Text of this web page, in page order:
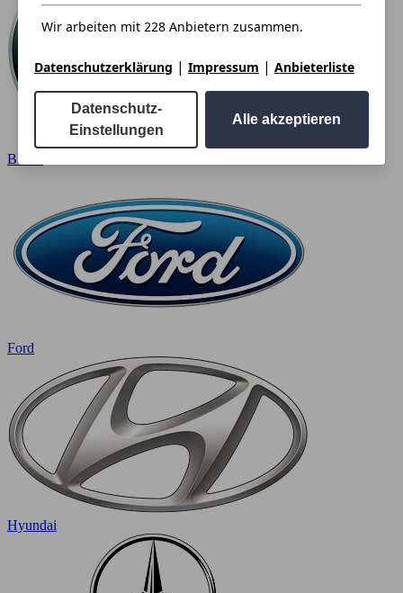
BMW
Ford
Hyundai
Wir arbeiten mit 228 Anbietern zusammen.
Datenschutzerklärung | Impressum | Anbieterliste
Datenschutz-
Einstellungen
Alle akzeptieren